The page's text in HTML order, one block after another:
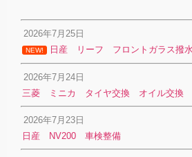
2026年7月25日
NEW! 日産 リーフ フロントガラス撥
2026年7月24日
三菱 ミニカ タイヤ交換 オイル交換
2026年7月23日
日産 NV200 車検整備